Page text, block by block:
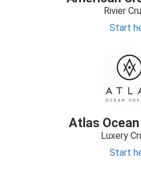
Rivier
Start
Atlas
Luxery
Start